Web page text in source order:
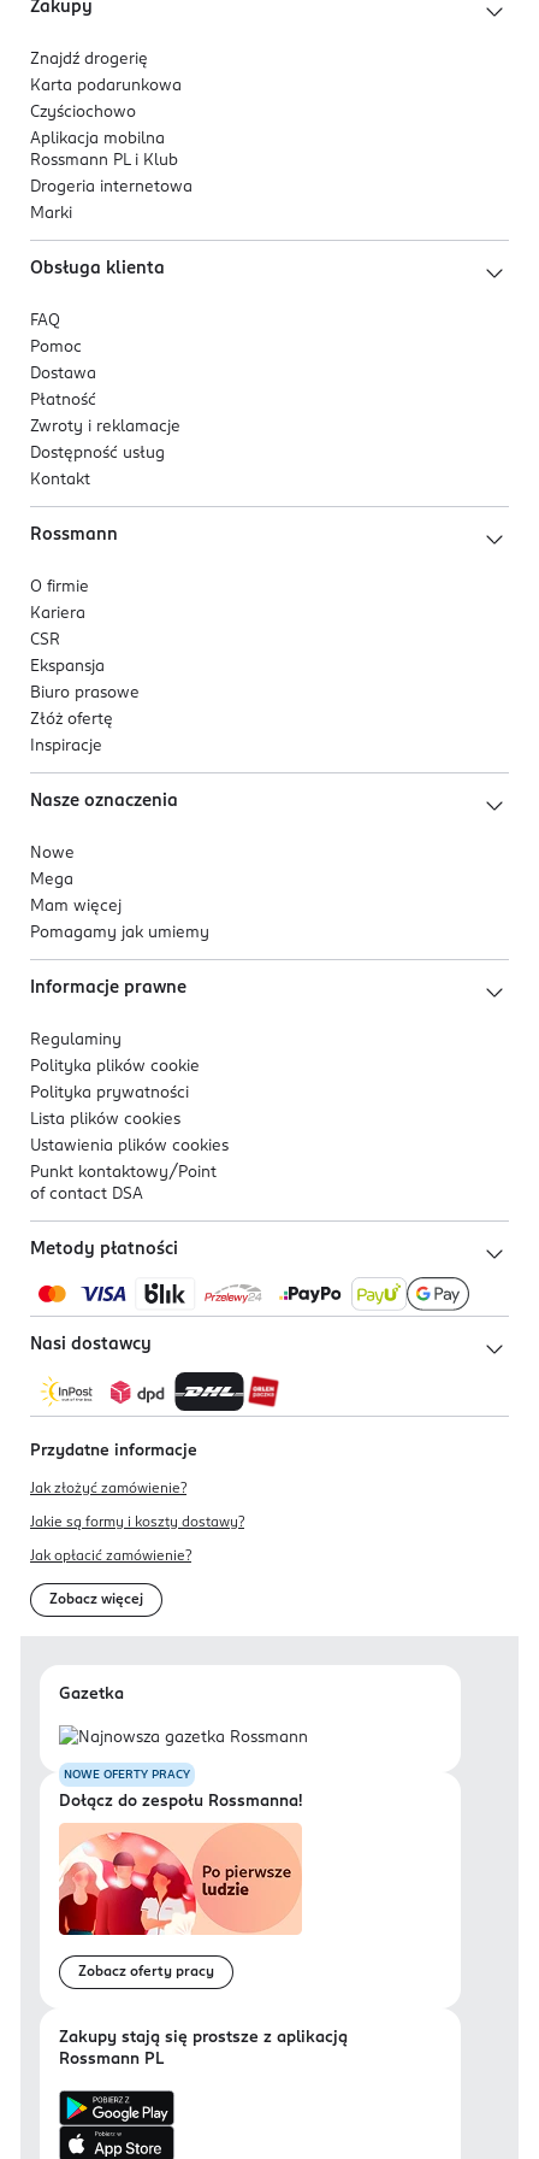
Zakupy
Znajdź drogerię
Karta podarunkowa
Czyściochowo
Aplikacja mobilna
Rossmann PL i Klub
Drogeria internetowa
Marki
Obsługa klienta
FAQ
Pomoc
Dostawa
Płatność
Zwroty i reklamacje
Dostępność usług
Kontakt
Rossmann
O firmie
Kariera
CSR
Ekspansja
Biuro prasowe
Złóż ofertę
Inspiracje
Nasze oznaczenia
Nowe
Mega
Mam więcej
Pomagamy jak umiemy
Informacje prawne
Regulaminy
Polityka plików cookie
Polityka prywatności
Lista plików cookies
Ustawienia plików cookies
Punkt kontaktowy/ Point
of contact DSA
Metody płatności
Nasi dostawcy
Przydatne informacje
Jak złożyć zamówienie?
Jakie są formy i koszty dostawy?
Jak opłacić zamówienie?
Zobacz więcej
Gazetka
NOWE OFERTY PRACY
Dołącz do zespołu Rossmanna!
Zobacz oferty pracy
Zakupy stają się prostsze z aplikacją
Rossmann PL